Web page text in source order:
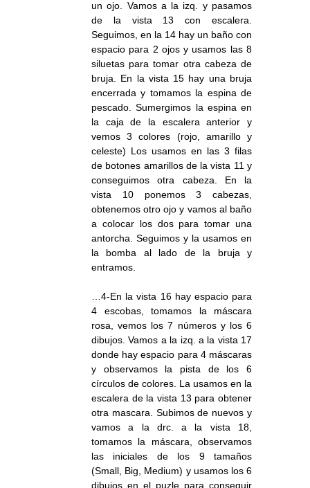
un ojo. Vamos a la izq. y pasamos
de la vista 13 con escalera.
Seguimos, en la 14 hay un baño con
espacio para 2 ojos y usamos las 8
siluetas para tomar otra cabeza de
bruja. En la vista 15 hay una bruja
encerrada y tomamos la espina de
pescado. Sumergimos la espina en
la caja de la escalera anterior y
vemos 3 colores (rojo, amarillo y
celeste) Los usamos en las 3 filas
de botones amarillos de la vista 11 y
conseguimos otra cabeza. En la
vista 10 ponemos 3 cabezas,
obtenemos otro ojo y vamos al baño
a colocar los dos para tomar una
antorcha. Seguimos y la usamos en
la bomba al lado de la bruja y
entramos.
…4-En la vista 16 hay espacio para
4 escobas, tomamos la máscara
rosa, vemos los 7 números y los 6
dibujos. Vamos a la izq. a la vista 17
donde hay espacio para 4 máscaras
y observamos la pista de los 6
círculos de colores. La usamos en la
escalera de la vista 13 para obtener
otra mascara. Subimos de nuevos y
vamos a la drc. a la vista 18,
tomamos la máscara, observamos
las iniciales de los 9 tamaños
(Small, Big, Medium) y usamos los 6
dibujos en el puzle para conseguir